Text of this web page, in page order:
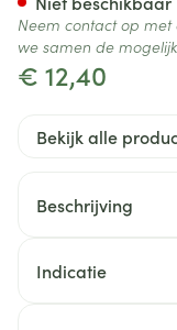
€ 12,40
Neem contact op
we samen de
Bekijk alle
Beschrijving
Indicatie